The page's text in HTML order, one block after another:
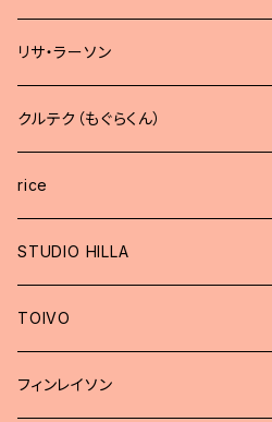
リサ・ラーソン
クルテク（もぐらくん）
rice
STUDIO HILLA
TOIVO
フィンレイソン